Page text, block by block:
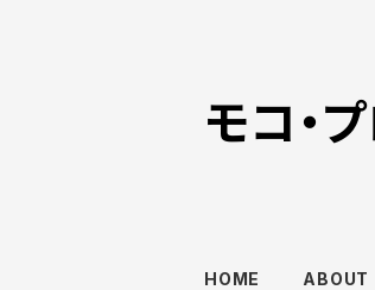
モコ・
HOME ABOUT